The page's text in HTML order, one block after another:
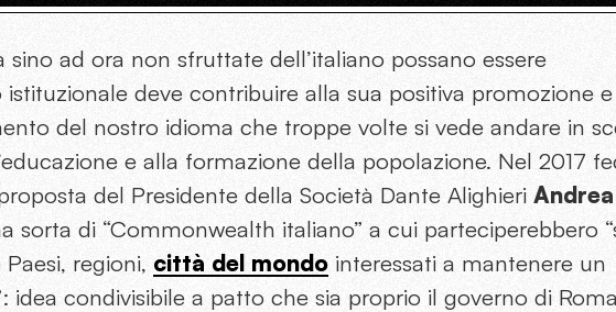
ad ora non sfruttate dell’italiano possano essere
deve contribuire alla sua positiva promozione
del nostro idioma che troppe volte si vede andare in
e alla formazione della popolazione. Nel 2017
del Presidente della Società Dante Alighieri Andrea
sorta di “Commonwealth italiano” a cui parteciperebbero
regioni, città del mondo interessati a mantenere un
idea condivisibile a patto che sia proprio il governo di